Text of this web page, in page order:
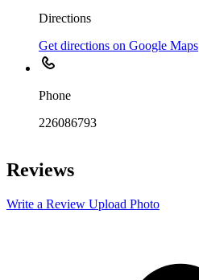
Directions
Get directions on Google Maps
Phone
226086793
+
Reviews
Write a Review Upload Photo